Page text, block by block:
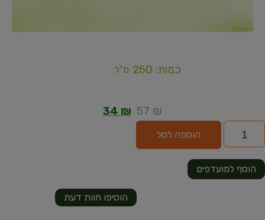
כמות: 250 מ"ל
57 ₪
34 ₪
הוספה לסל
הוסיפו חוות דעת
הוסף למועדפים